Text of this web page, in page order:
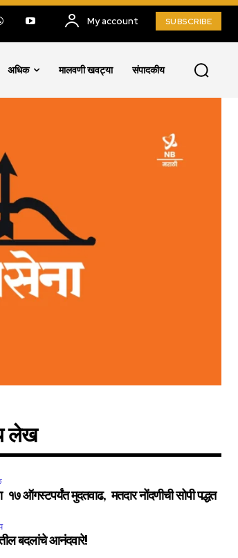
My account SUBSCRIBE
अधिक मालवणी खवट्या संपादकीय
लेख
१७ ऑगस्टपर्यंत मुदतवाढ, मतदार नोंदणीची सोपी पद्धत
बदलांचे आनंदवारे!